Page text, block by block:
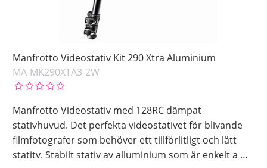
Manfrotto Videostativ Kit 290 Xtra Aluminium
MA-MK290XTA3-2W
Manfrotto Videostativ med 128RC dämpat
stativhuvud. Det perfekta videostativet för blivande
filmfotografer som behöver ett tillförlitligt och lätt
statitv. Stabilt stativ av alluminium som är enkelt a …